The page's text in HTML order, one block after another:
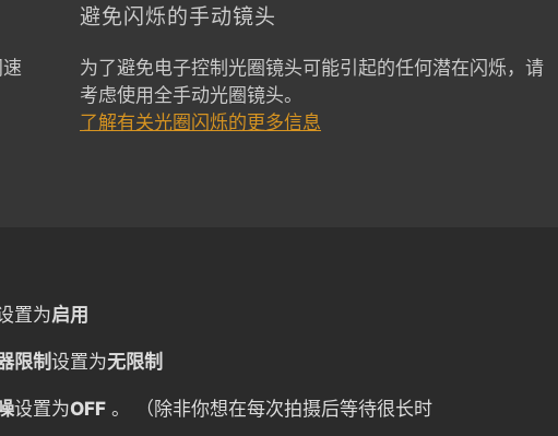
避免闪烁的手动镜头
为了避免电子控制光圈镜头可能引起的任何潜在闪烁，请
考虑使用全手动光圈镜头。
了解有关光圈闪烁的更多信息
置为启用
限制设置为无限制
设置为OFF 。 （除非你想在每次拍摄后等待很长时